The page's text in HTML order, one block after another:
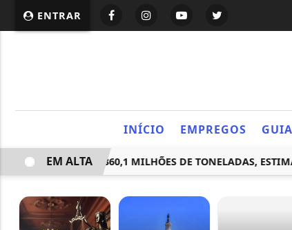
ENTRAR
INÍCIO EMPREGOS
ALCANÇAR 360,1 MILHÕES DE TONELADAS, ESTIMA
EM ALTA